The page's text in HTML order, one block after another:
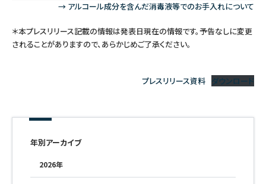
→ アルコール成分を含んだ消毒液等でのお手入れについて
＊本プレスリリース記載の情報は発表日現在の情報です。予告なしに変更
されることがありますので、あらかじめご了承ください。
プレスリリース資料 ダウンロード
年別アーカイブ
2026年